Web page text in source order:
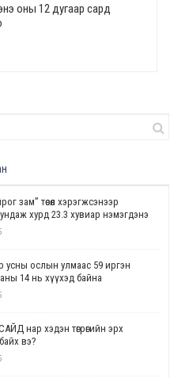
оны 12 дугаар сард
зам” төсөл хэрэгжсэнээр
дундаж хурд 23.3 хувиар нэмэгдэнэ
усны ослын улмаас 59 иргэн
14 нь хүүхэд байна
нар хэдэн төгрөгийн эрх
вэ?